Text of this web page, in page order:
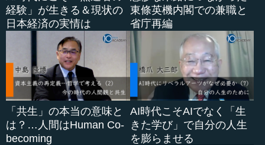
経験」が生きる＆現状の
日本経済の実情は
東條英機内閣での兼職と
省庁再編
「共生」の本当の意味と
は？…人間はHuman Co-
becoming
AI時代こそAIでなく「生
きた学び」で自分の人生
を膨らませる